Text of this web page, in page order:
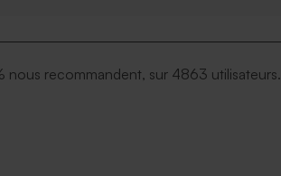
nous recommandent, sur 4863 utilisateurs.